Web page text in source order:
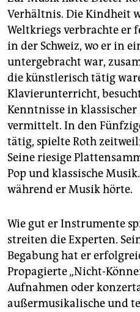
Verhältnis. Die Kindheit
Weltkriegs verbrachte er
in der Schweiz, wo er in
untergebracht war,
die künstlerisch tätig
Klavierunterricht,
Kenntnisse in klassischer
vermittelt. In den
tätig, spielte Roth
Seine riesige
Pop und klassische
während er Musik hörte.
Wie gut er Instrumente
streiten die Experten.
Begabung hat er
Propagierte „Nicht-
Aufnahmen oder
außermusikalische und